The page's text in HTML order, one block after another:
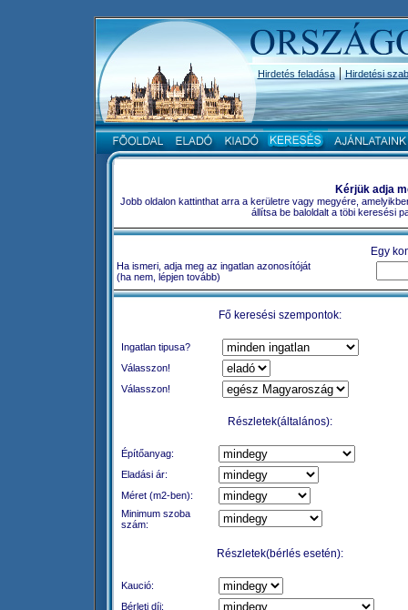
Hirdetés feladása|Hirdetési
Kérjük adja
Jobb oldalon kattinthat arra a kerületre vagy megyére,
állítsa be baloldalt a töbi keresési
Egy
Ha ismeri, adja meg az ingatlan azonosítóját
(ha nem, lépjen tovább)
Fő keresési szempontok:
Ingatlan tipusa?
Válasszon!
Válasszon!
Részletek(általános):
Építőanyag:
Eladási ár:
Méret (m2-ben):
Minimum szoba
szám:
Részletek(bérlés esetén):
Kaució:
Bérleti díj: